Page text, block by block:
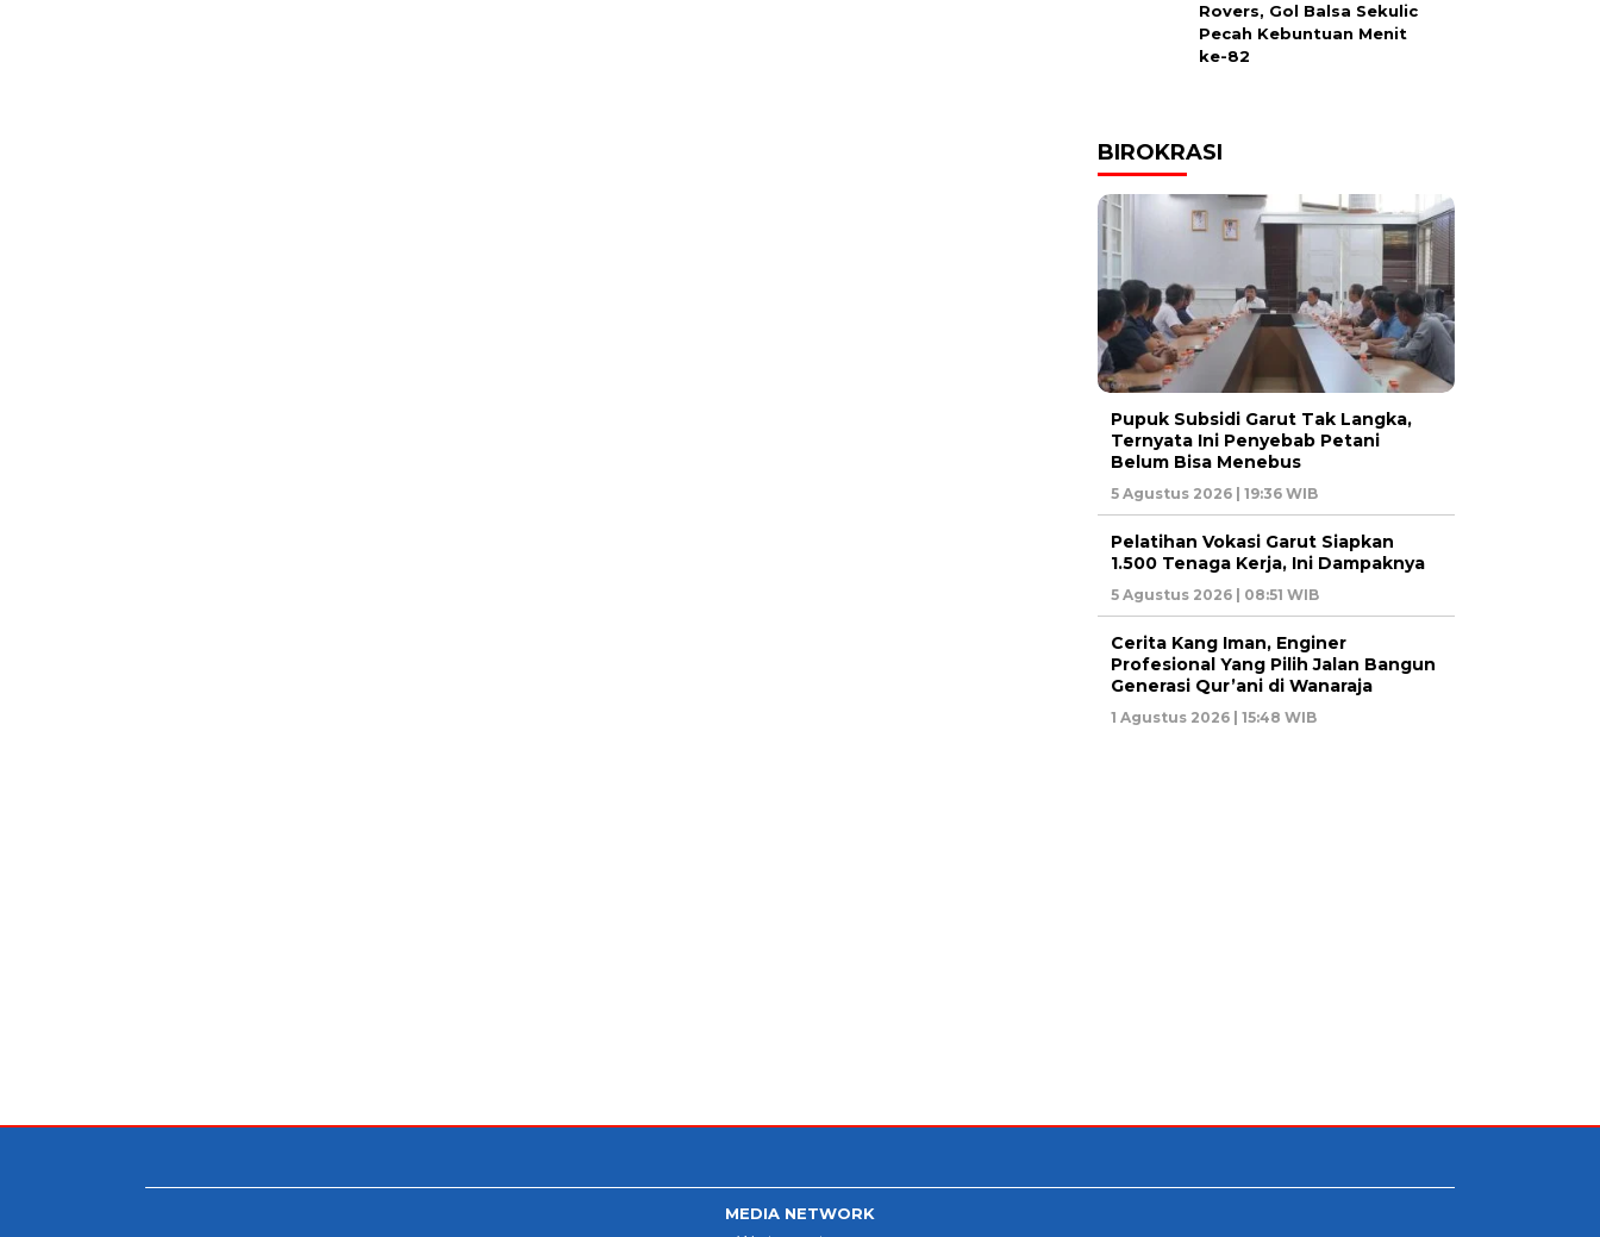
Rovers, Gol Balsa Sekulic
Pecah Kebuntuan Menit
ke-82
BIROKRASI
Pupuk Subsidi Garut Tak Langka,
Ternyata Ini Penyebab Petani
Belum Bisa Menebus
5 Agustus 2026 | 19:36 WIB
Pelatihan Vokasi Garut Siapkan
1.500 Tenaga Kerja, Ini Dampaknya
5 Agustus 2026 | 08:51 WIB
Cerita Kang Iman, Enginer
Profesional Yang Pilih Jalan Bangun
Generasi Qur’ani di Wanaraja
1 Agustus 2026 | 15:48 WIB
MEDIA NETWORK